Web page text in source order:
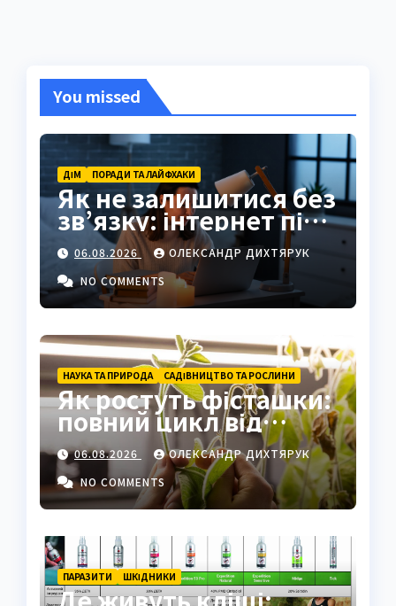
You missed
ДІМ ПОРАДИ ТА ЛАЙФХАКИ
Як не залишитися без
зв’язку: інтернет під
час відключень світла
06.08.2026
ОЛЕКСАНДР ДИХТЯРУК
NO COMMENTS
НАУКА ТА ПРИРОДА САДІВНИЦТВО ТА РОСЛИНИ
Як ростуть фісташки:
повний цикл від
насіння до стиглого
горіха
06.08.2026
ОЛЕКСАНДР ДИХТЯРУК
NO COMMENTS
ПАРАЗИТИ ШКІДНИКИ